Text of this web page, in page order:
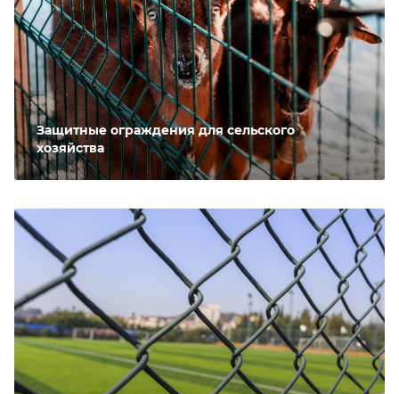
Защитные ограждения для сельского
хозяйства